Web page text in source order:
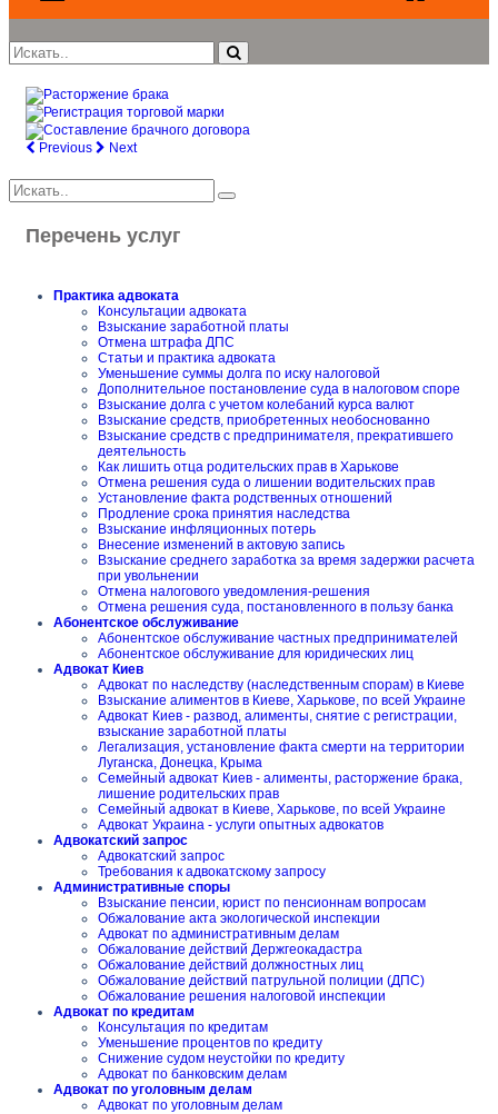
Previous Next
Перечень услуг
Практика адвоката
Консультации адвоката
Взыскание заработной платы
Отмена штрафа ДПС
Статьи и практика адвоката
Уменьшение суммы долга по иску налоговой
Дополнительное постановление суда в налоговом споре
Взыскание долга с учетом колебаний курса валют
Взыскание средств, приобретенных необоснованно
Взыскание средств с предпринимателя, прекратившего
деятельность
Как лишить отца родительских прав в Харькове
Отмена решения суда о лишении водительских прав
Установление факта родственных отношений
Продление срока принятия наследства
Взыскание инфляционных потерь
Внесение изменений в актовую запись
Взыскание среднего заработка за время задержки расчета
при увольнении
Отмена налогового уведомления-решения
Отмена решения суда, постановленного в пользу банка
Абонентское обслуживание
Абонентское обслуживание частных предпринимателей
Абонентское обслуживание для юридических лиц
Адвокат Киев
Адвокат по наследству (наследственным спорам) в Киеве
Взыскание алиментов в Киеве, Харькове, по всей Украине
Адвокат Киев - развод, алименты, снятие с регистрации,
взыскание заработной платы
Легализация, установление факта смерти на территории
Луганска, Донецка, Крыма
Семейный адвокат Киев - алименты, расторжение брака,
лишение родительских прав
Семейный адвокат в Киеве, Харькове, по всей Украине
Адвокат Украина - услуги опытных адвокатов
Адвокатский запрос
Адвокатский запрос
Требования к адвокатскому запросу
Административные споры
Взыскание пенсии, юрист по пенсионнам вопросам
Обжалование акта экологической инспекции
Адвокат по административным делам
Обжалование действий Держгеокадастра
Обжалование действий должностных лиц
Обжалование действий патрульной полиции (ДПС)
Обжалование решения налоговой инспекции
Адвокат по кредитам
Консультация по кредитам
Уменьшение процентов по кредиту
Снижение судом неустойки по кредиту
Адвокат по банковским делам
Адвокат по уголовным делам
Адвокат по уголовным делам